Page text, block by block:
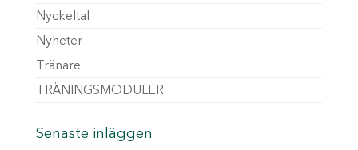
Nyckeltal
Nyheter
Tränare
TRÄNINGSMODULER
Senaste inläggen